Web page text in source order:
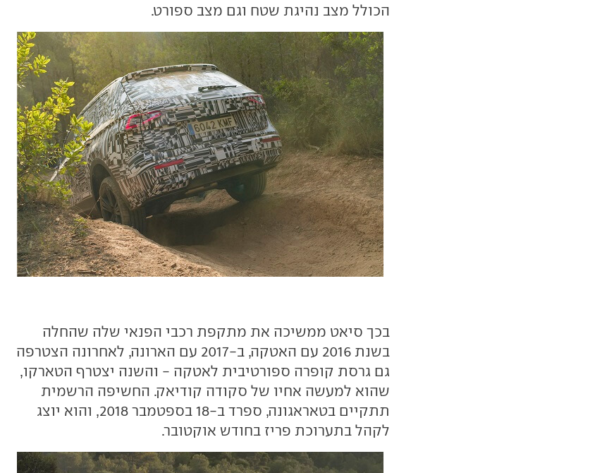
הכולל מצב נהיגת שטח וגם מצב ספורט.
בכך סיאט ממשיכה את מתקפת רכבי הפנאי שלה שהחלה
בשנת 2016 עם האטקה, ב-2017 עם הארונה, לאחרונה הצטרפה
גם גרסת קופרה ספורטיבית לאטקה - והשנה יצטרף הטארקו,
שהוא למעשה אחיו של סקודה קודיאק. החשיפה הרשמית
תתקיים בטאראגונה, ספרד ב-18 בספטמבר 2018, והוא יוצג
לקהל בתערוכת פריז בחודש אוקטובר.